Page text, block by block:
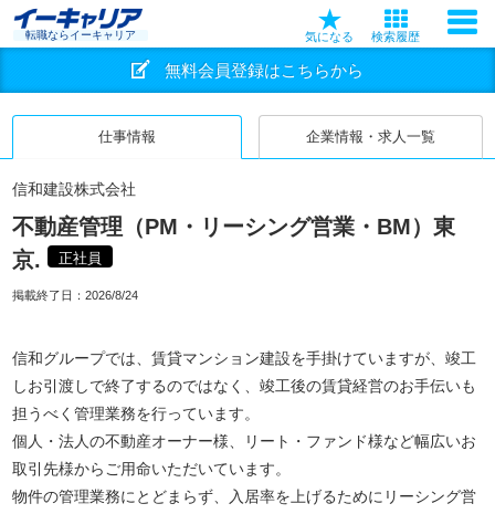
転職ならイーキャリア 気になる 検索履歴
無料会員登録はこちらから
仕事情報 企業情報・求人一覧
信和建設株式会社
不動産管理（PM・リーシング営業・BM）東
京.
正社員
掲載終了日： 2026/8/24
信和グループでは、賃貸マンション建設を手掛けていますが、竣工
しお引渡しで終了するのではなく、竣工後の賃貸経営のお手伝いも
担うべく管理業務を行っています。
個人・法人の不動産オーナー様、リート・ファンド様など幅広いお
取引先様からご用命いただいています。
物件の管理業務にとどまらず、入居率を上げるためにリーシング営